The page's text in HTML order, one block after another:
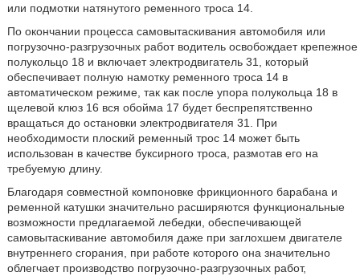
или подмотки натянутого ременного троса 14.
По окончании процесса самовытаскивания автомобиля или
погрузочно-разгрузочных работ водитель освобождает крепежное
полукольцо 18 и включает электродвигатель 31, который
обеспечивает полную намотку ременного троса 14 в
автоматическом режиме, так как после упора полукольца 18 в
щелевой клюз 16 вся обойма 17 будет беспрепятственно
вращаться до остановки электродвигателя 31. При
необходимости плоский ременный трос 14 может быть
использован в качестве буксирного троса, размотав его на
требуемую длину.
Благодаря совместной компоновке фрикционного барабана и
ременной катушки значительно расширяются функциональные
возможности предлагаемой лебедки, обеспечивающей
самовытаскивание автомобиля даже при заглохшем двигателе
внутреннего сгорания, при работе которого она значительно
облегчает производство погрузочно-разгрузочных работ,